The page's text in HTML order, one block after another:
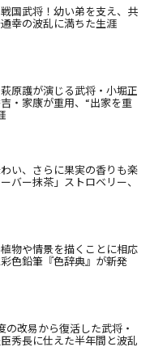
国武将！幼い弟を支え、共
幸の波乱に満ちた生涯
萩原護が演じる武将・小堀正
・家康が重用、“出家を重
い、さらに果実の香りも楽
バー抹茶」ストロベリー、
物や情景を描くことに相応
色鉛筆『色辞典』が新発
の改易から復活した武将・
秀長に仕えた半年間と波乱